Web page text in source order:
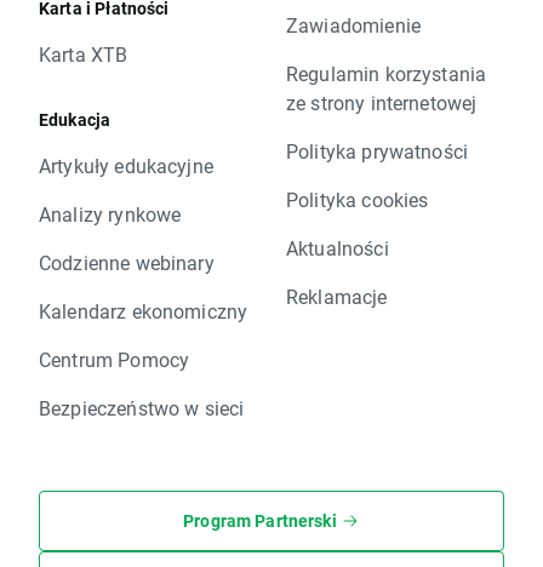
Karta i Płatności
Karta XTB
Edukacja
Artykuły edukacyjne
Analizy rynkowe
Codzienne webinary
Kalendarz ekonomiczny
Centrum Pomocy
Bezpieczeństwo w sieci
Zawiadomienie
Regulamin korzystania
ze strony internetowej
Polityka prywatności
Polityka cookies
Aktualności
Reklamacje
Program Partnerski